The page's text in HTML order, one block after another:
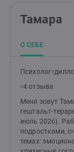
Тамара
О СЕБЕ
Психолог
4 отзыва
Меня зовут
гештальт-
июль 2026).
подростками,
темах: